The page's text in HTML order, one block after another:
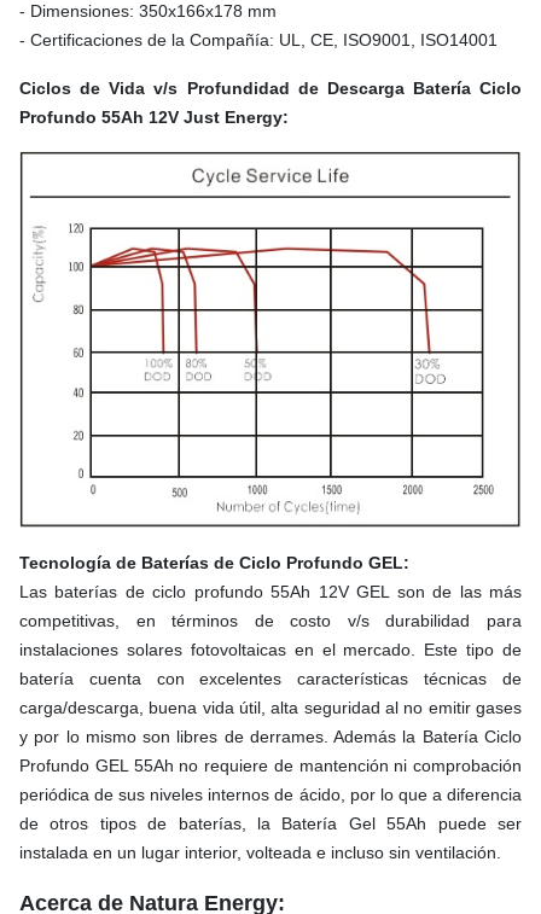
- Dimensiones: 350x166x178 mm
- Certificaciones de la Compañía: UL, CE, ISO9001, ISO14001
Ciclos de Vida v/s Profundidad de Descarga Batería Ciclo
Profundo 55Ah 12V Just Energy:
Tecnología de Baterías de Ciclo Profundo GEL:
Las baterías de ciclo profundo 55Ah 12V GEL son de las más
competitivas, en términos de costo v/s durabilidad para
instalaciones solares fotovoltaicas en el mercado. Este tipo de
batería cuenta con excelentes características técnicas de
carga/descarga, buena vida útil, alta seguridad al no emitir gases
y por lo mismo son libres de derrames. Además la Batería Ciclo
Profundo GEL 55Ah no requiere de mantención ni comprobación
periódica de sus niveles internos de ácido, por lo que a diferencia
de otros tipos de baterías, la Batería Gel 55Ah puede ser
instalada en un lugar interior, volteada e incluso sin ventilación.
Acerca de Natura Energy: